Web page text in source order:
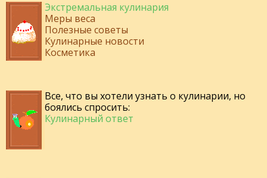
Экстремальная кулинария
Меры веса
Полезные советы
Кулинарные новости
Косметика
Все, что вы хотели узнать о кулинарии, но
боялись спросить:
Кулинарный ответ